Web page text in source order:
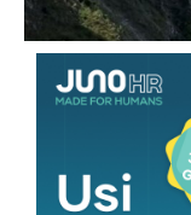
Marmo, la
quantità